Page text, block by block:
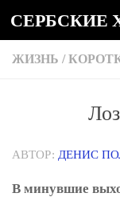
Под записью
ЖИЗНЬ /
АВТОР: ДЕНИС
В минувшие